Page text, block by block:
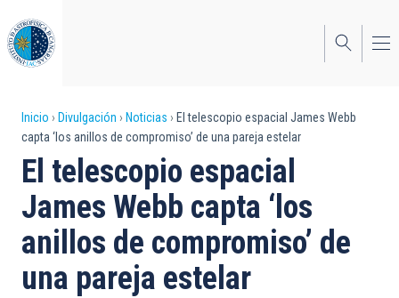
al
contenido
principal
Sobrescribir
enlaces
de
ayuda
a
la
Inicio Divulgación Noticias
El telescopio espacial James Webb
capta ‘los anillos de compromiso’ de una pareja estelar
El telescopio espacial
James Webb capta ‘los
anillos de compromiso’ de
una pareja estelar